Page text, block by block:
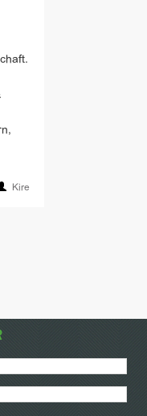
Kire